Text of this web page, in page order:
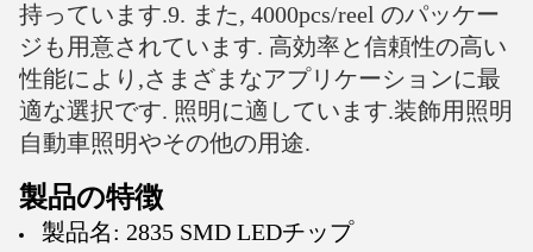
持っています.9. また, 4000pcs/reel のパッケー
ジも用意されています. 高効率と信頼性の高い
性能により,さまざまなアプリケーションに最
適な選択です. 照明に適しています.装飾用照明
自動車照明やその他の用途.
製品の特徴
製品名: 2835 SMD LEDチップ